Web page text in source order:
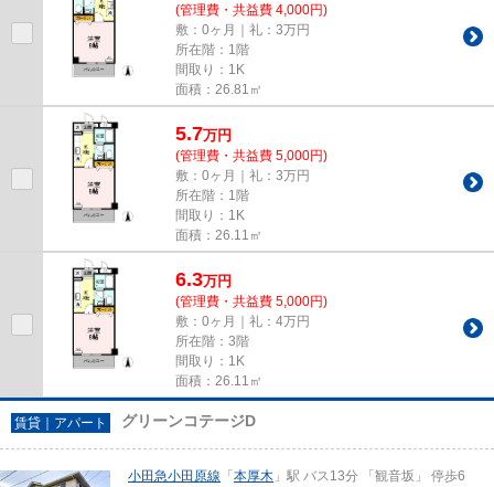
(管理費・共益費 4,000円)
敷：0ヶ月｜礼：3万円
所在階：1階
間取り：1K
面積：26.81㎡
5.7万円
(管理費・共益費 5,000円)
敷：0ヶ月｜礼：3万円
所在階：1階
間取り：1K
面積：26.11㎡
6.3万円
(管理費・共益費 5,000円)
敷：0ヶ月｜礼：4万円
所在階：3階
間取り：1K
面積：26.11㎡
賃貸｜アパート グリーンコテージD
小田急小田原線 「本厚木 」駅 バス13分 「観音坂」 停歩6